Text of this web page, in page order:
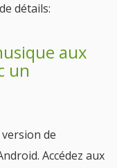
détails:
aux
un
de
Accédez aux